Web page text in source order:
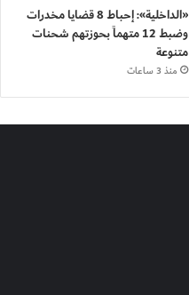
«الداخلية»: إحباط 8 قضايا مخدرات
وضبط 12 متهماً بحوزتهم شحنات
متنوعة
منذ 3 ساعات